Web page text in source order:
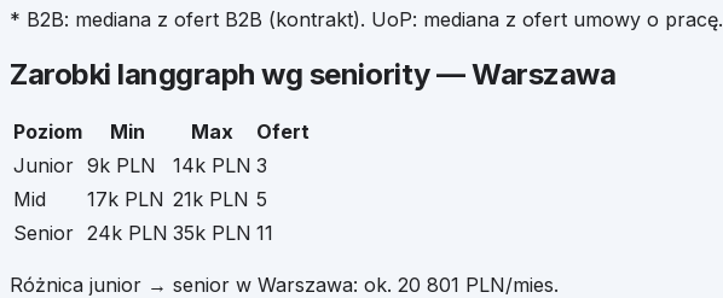
* B2B: mediana z ofert B2B (kontrakt). UoP: mediana z ofert umowy o pracę.
Zarobki langgraph wg seniority —Warszawa
Poziom Min Max
Ofert
Junior 9k PLN 14k PLN 3
Mid
17k PLN 21k PLN 5
Senior 24k PLN 35k PLN 11
Różnica junior → senior w Warszawa: ok. 20 801 PLN/mies.